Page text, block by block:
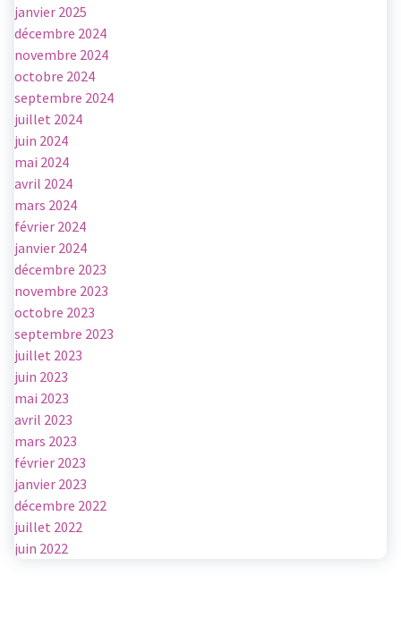
janvier 2025
décembre 2024
novembre 2024
octobre 2024
septembre 2024
juillet 2024
juin 2024
mai 2024
avril 2024
mars 2024
février 2024
janvier 2024
décembre 2023
novembre 2023
octobre 2023
septembre 2023
juillet 2023
juin 2023
mai 2023
avril 2023
mars 2023
février 2023
janvier 2023
décembre 2022
juillet 2022
juin 2022